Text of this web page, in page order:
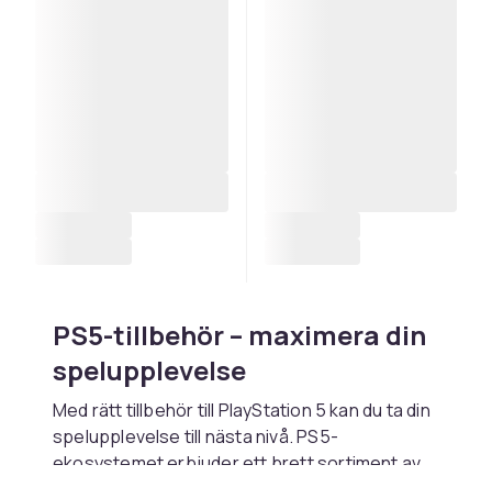
PS5-tillbehör – maximera din
spelupplevelse
Med rätt tillbehör till PlayStation 5 kan du ta din
spelupplevelse till nästa nivå. PS5-
ekosystemet erbjuder ett brett sortiment av